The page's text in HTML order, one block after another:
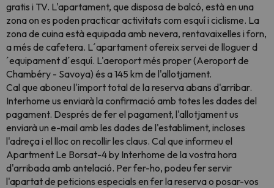
gratis i TV. L'apartament, que disposa de balcó, està en una
zona on es poden practicar activitats com esquí i ciclisme. La
zona de cuina està equipada amb nevera, rentavaixelles i forn,
a més de cafetera. L´apartament ofereix servei de lloguer d
´equipament d´esquí. L'aeroport més proper (Aeroport de
Chambéry - Savoya) és a 145 km de l'allotjament.
Cal que aboneu l'import total de la reserva abans d'arribar.
Interhome us enviarà la confirmació amb totes les dades del
pagament. Després de fer el pagament, l'allotjament us
enviarà un e-mail amb les dades de l'establiment, incloses
l'adreça i el lloc on recollir les claus. Cal que informeu el
Apartment Le Borsat-4 by Interhome de la vostra hora
d'arribada amb antelació. Per fer-ho, podeu fer servir
l'apartat de peticions especials en fer la reserva o posar-vos